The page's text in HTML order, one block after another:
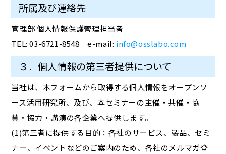
所属及び連絡先
管理部 個人情報保護管理担当者
TEL: 03-6721-8548 e-mail: info@osslabo.com
３．個人情報の第三者提供について
当社は、本フォームから取得する個人情報をオープンソ
ース活用研究所、及び、本セミナーの主催・共催・協
賛・協力・講演の各企業へ提供します。
(1)第三者に提供する目的：各社のサービス、製品、セミ
ナー、イベントなどのご案内のため、各社のメルマガ登